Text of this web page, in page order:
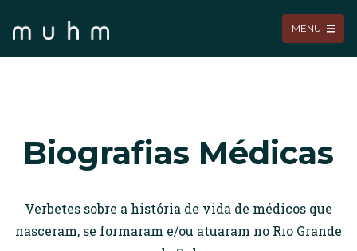
MENU
Biografias Médicas
Verbetes sobre a história de vida de médicos que
nasceram, se formaram e/ou atuaram no Rio Grande